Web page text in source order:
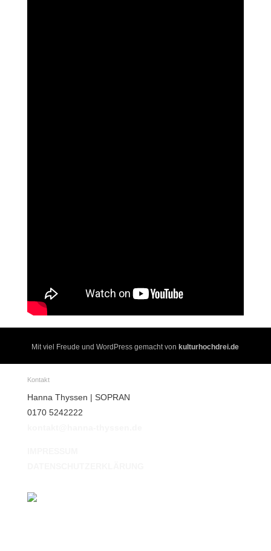
Mit viel Freude und WordPress gemacht vonkulturhochdrei.de
Kontakt
Hanna Thyssen | SOPRAN
0170 5242222‬